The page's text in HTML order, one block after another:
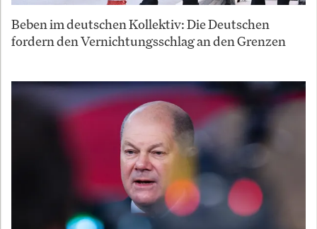
Beben im deutschen Kollektiv: Die Deutschen
fordern den Vernichtungsschlag an den Grenzen